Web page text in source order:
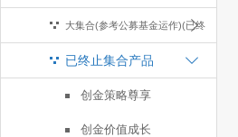
大集合(参考公募基金运作)(已终
止)
已终止集合产品
创金策略尊享
创金价值成长